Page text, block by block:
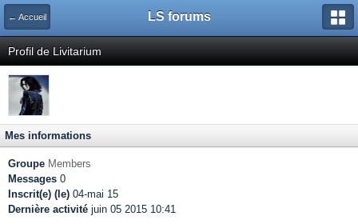
← Accueil LS forums
Profil de Livitarium
Mes informations
Groupe Members
Messages 0
Inscrit(e) (le) 04-mai 15
Dernière activité juin 05 2015 10:41